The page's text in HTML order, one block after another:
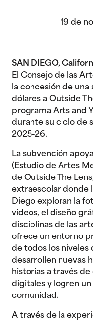
19 de
SAN DIEGO,
El Consejo de las
la concesión de
dólares a Outside
programa Arts and
durante su ciclo de
2025-26.
La subvención
(Estudio de Artes
de Outside The
extraescolar donde
Diego exploran la
videos, el diseño
disciplinas de las
ofrece un entorno
de todos los niveles
desarrollen nuevas
historias a través
digitales y logren
comunidad.
A través de la